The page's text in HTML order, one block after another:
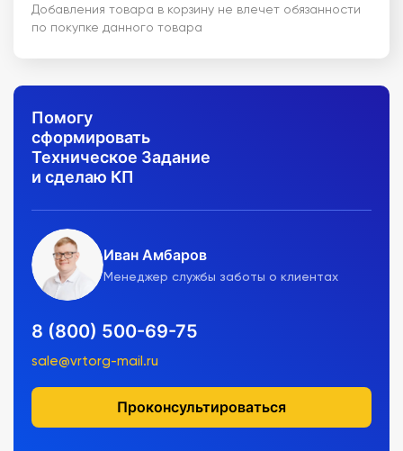
Добавления товара в корзину не влечет обязанности
по покупке данного товара
Помогу
сформировать
Техническое Задание
и сделаю КП
Иван Амбаров
Менеджер службы заботы о клиентах
8 (800) 500-69-75
sale@vrtorg-mail.ru
Проконсультироваться